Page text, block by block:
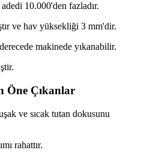
10.000'den fazladır.
ve hav yüksekliği 3 mm'dir.
makinede yıkanabilir.
Öne Çıkanlar
ve sıcak tutan dokusunu
rahattır.